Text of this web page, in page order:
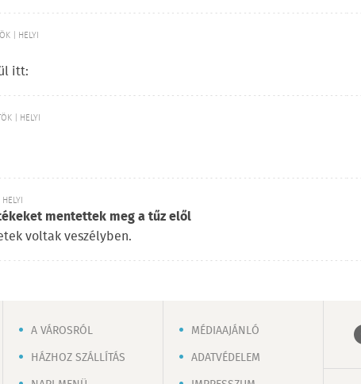
| HELYI
itt:
| HELYI
mentettek meg a tűz elől
voltak veszélyben.
A VÁROSRÓL
HÁZHOZ SZÁLLÍTÁS
MÉDIAAJÁNLÓ
ADATVÉDELEM